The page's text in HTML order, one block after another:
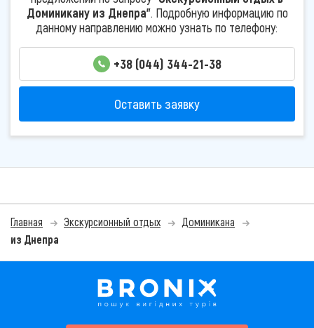
Доминикану из Днепра". Подробную информацию по
данному направлению можно узнать по телефону:
+38 (044) 344-21-38
Оставить заявку
Главная Экскурсионный отдых
Доминикана
из Днепра